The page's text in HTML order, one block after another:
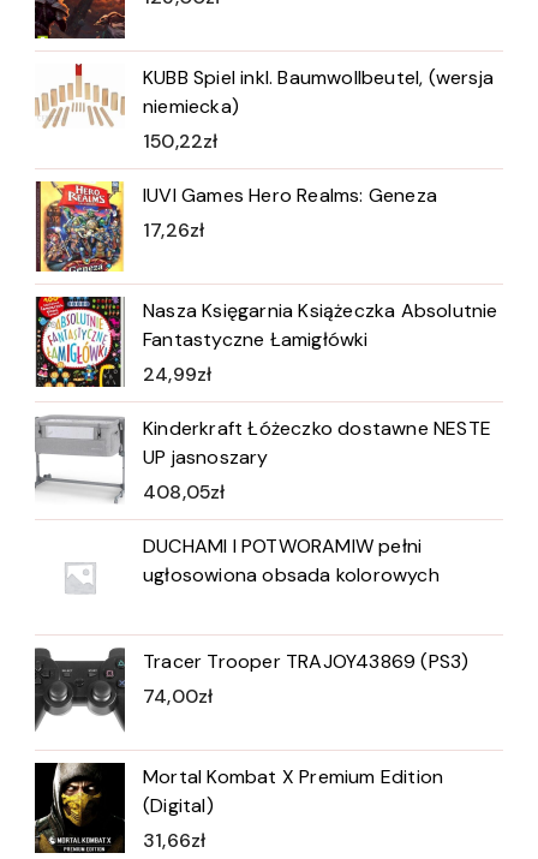
KUBB Spiel inkl. Baumwollbeutel, (wersja
niemiecka)
150,22zł
IUVI Games Hero Realms: Geneza
17,26zł
Nasza Księgarnia Książeczka Absolutnie
Fantastyczne Łamigłówki
24,99zł
Kinderkraft Łóżeczko dostawne NESTE
UP jasnoszary
408,05zł
DUCHAMI I POTWORAMIW pełni
ugłosowiona obsada kolorowych
Tracer Trooper TRAJOY43869 (PS3)
74,00zł
Mortal Kombat X Premium Edition
(Digital)
31,66zł